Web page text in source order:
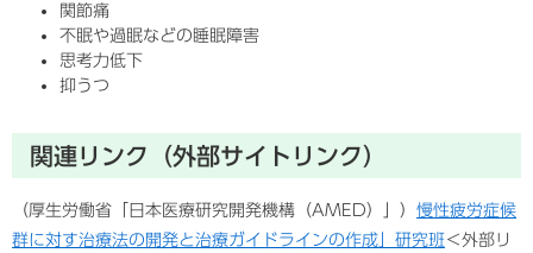
関節痛
不眠や過眠などの睡眠障害
思考力低下
抑うつ
関連リンク（外部サイトリンク）
（厚生労働省「日本医療研究開発機構（AMED）」） 慢性疲労症候
群に対す治療法の開発と治療ガイドラインの作成」研究班＜外部リ